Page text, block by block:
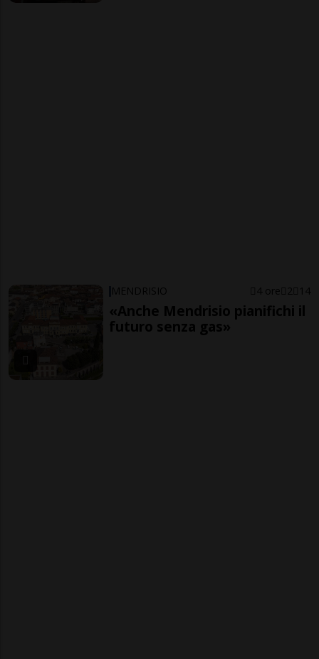
MENDRISIO 4 ore 2 14
«Anche Mendrisio pianifichi il
futuro senza gas»